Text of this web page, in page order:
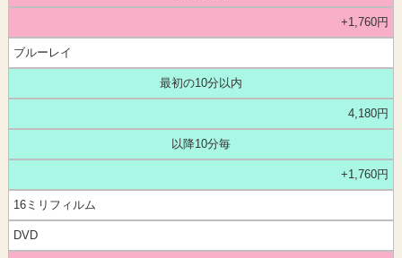
+1,760円
ブルーレイ
最初の10分以内
4,180円
以降10分毎
+1,760円
16ミリフィルム
DVD